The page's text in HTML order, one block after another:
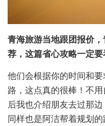
青海旅游当地跟团报价
荐，这篇省心攻略一定要
他们会根据你的时间和
路，这点真的很棒！不
后我也介绍朋友去过那
同样也是阿洁帮着规划